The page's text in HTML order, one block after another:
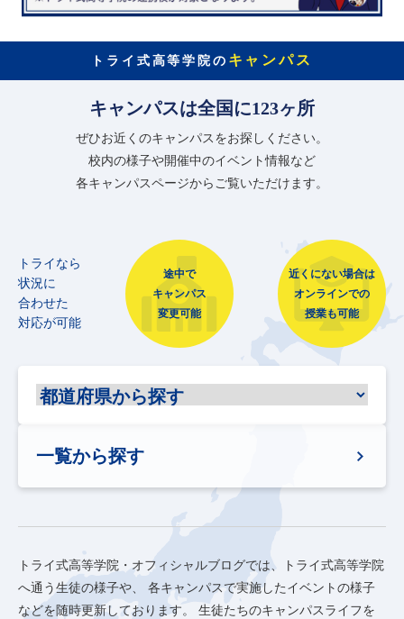
トライ式高等学院の キャンパス
キャンパスは全国に123ヶ所
ぜひお近くのキャンパスをお探しください。
校内の様子や開催中のイベント情報など
各キャンパスページからご覧いただけます。
トライなら
状況に
合わせた
対応が可能
途中で
キャンパス
変更可能
近くにない場合は
オンラインでの
授業も可能
一覧から探す
トライ式高等学院・オフィシャルブログでは、トライ式高等学院
へ通う生徒の様子や、
各キャンパスで実施したイベントの様子
などを随時更新しております。
生徒たちのキャンパスライフを